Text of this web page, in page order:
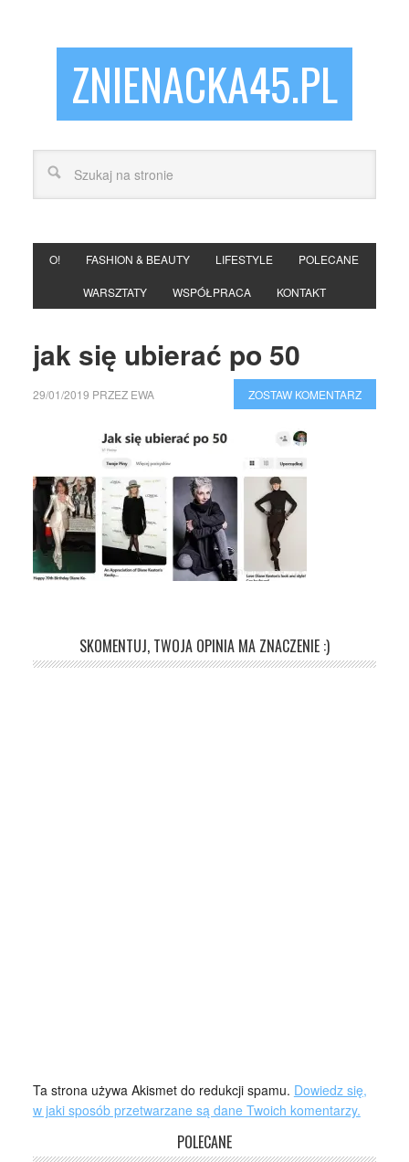
ZNIENACKA45.PL
O! FASHION & BEAUTY LIFESTYLE POLECANE
WARSZTATY WSPÓŁPRACA KONTAKT
jak się ubierać po 50
29/01/2019 PRZEZ EWA ZOSTAW KOMENTARZ
SKOMENTUJ, TWOJA OPINIA MA ZNACZENIE :)
Ta strona używa Akismet do redukcji spamu. Dowiedz się,
w jaki sposób przetwarzane są dane Twoich komentarzy.
POLECANE